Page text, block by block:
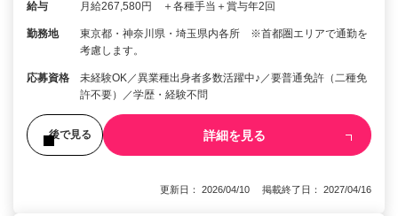
給与 月給267,580円 ＋各種手当＋賞与年2回
勤務地
東京都・神奈川県・埼玉県内各所 ※首都圏エリアで通勤を
考慮します。
応募資格
未経験OK／異業種出身者多数活躍中♪／要普通免許（二種免
許不要）／学歴・経験不問
後で見る 詳細を見る
更新日： 2026/04/10 掲載終了日： 2027/04/16